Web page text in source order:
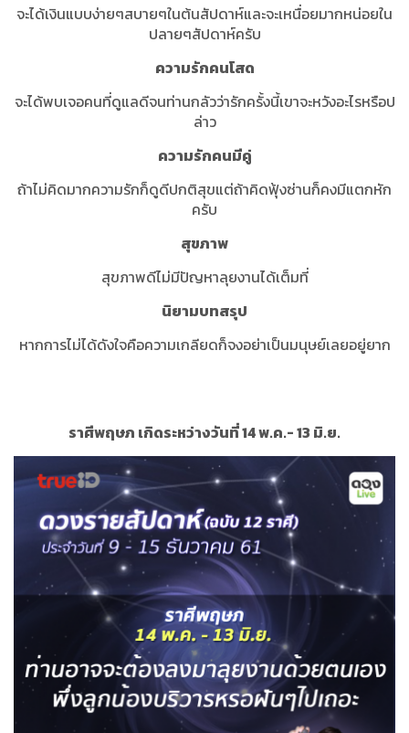
จะได้เงินแบบง่ายๆสบายๆในต้นสัปดาห์และจะเหนื่อยมากหน่อยใน
ปลายๆสัปดาห์ครับ
ความรักคนโสด
จะได้พบเจอคนที่ดูแลดีจนท่านกลัวว่ารักครั้งนี้เขาจะหวังอะไรหรือป
ล่าว
ความรักคนมีคู่
ถ้าไม่คิดมากความรักก็ดูดีปกติสุขแต่ถ้าคิดฟุ้งซ่านก็คงมีแตกหัก
ครับ
สุขภาพ
สุขภาพดีไม่มีปัญหาลุยงานได้เต็มที่
นิยามบทสรุป
หากการไม่ได้ดังใจคือความเกลียดก็จงอย่าเป็นมนุษย์เลยอยู่ยาก
ราศีพฤษภ เกิดระหว่างวันที่ 14 พ.ค.- 13 มิ.ย.